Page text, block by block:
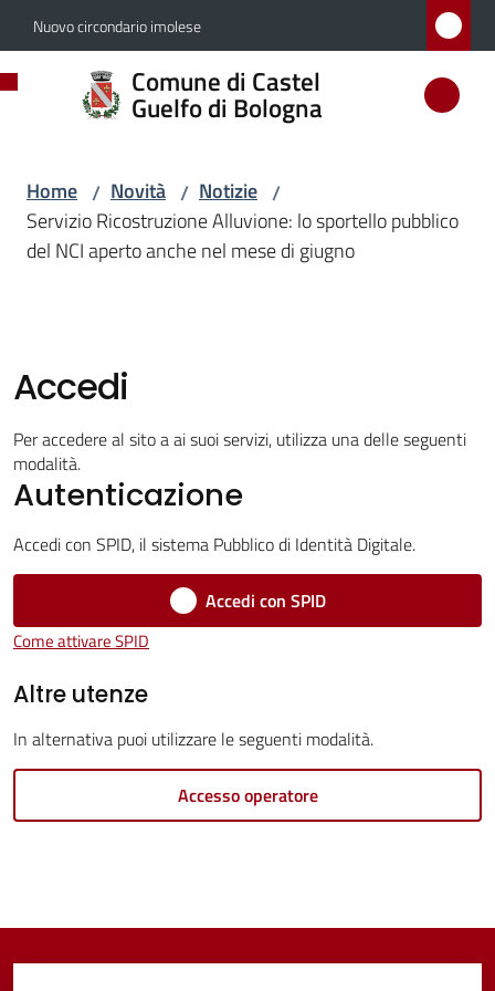
Vai al contenuto
Vai alla navigazione
Vai al footer
Nuovo circondario imolese
Comune di Castel
Guelfo di Bologna
Comune
di
di
Bologna
Novità
Menu selezionato
Servizi
Castel
Guelfo
online
Home / Novità / Notizie /
Servizio Ricostruzione Alluvione: lo sportello pubblico
del NCI aperto anche nel mese di giugno
Accedi
Per accedere al sito a ai suoi servizi, utilizza una delle seguenti
modalità.
Autenticazione
Accedi con SPID, il sistema Pubblico di Identità Digitale.
Accedi con SPID
Come attivare SPID
Altre utenze
In alternativa puoi utilizzare le seguenti modalità.
Accesso operatore